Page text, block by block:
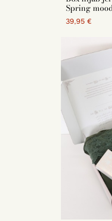
Spring
39,95 €